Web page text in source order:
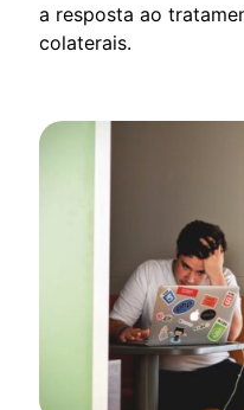
a resposta ao
colaterais.